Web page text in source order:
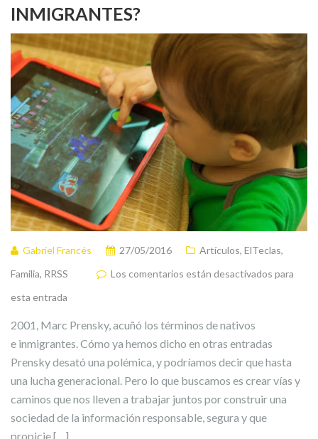
INMIGRANTES?
Gabriel Francés 27/05/2016 Artículos, ElTeclas,
Familia, RRSS
Los comentarios están desactivados para
esta entrada
2001, Marc Prensky, acuñó los términos de nativos
e inmigrantes. Cómo ya hemos dicho en otras entradas
Prensky desató una polémica, y podríamos decir que hasta
una lucha generacional. Pero lo que buscamos es crear vías y
caminos que nos lleven a trabajar juntos por construir una
sociedad de la información responsable, segura y que
propicie […]